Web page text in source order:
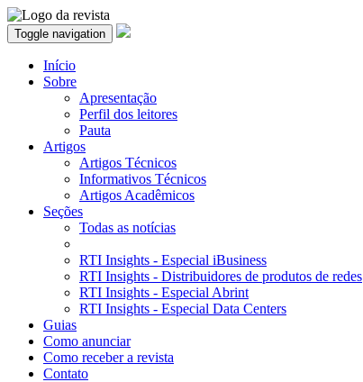
Toggle navigation
Início
Sobre
Apresentação
Perfil dos leitores
Pauta
Artigos
Artigos Técnicos
Informativos Técnicos
Artigos Acadêmicos
Seções
Todas as notícias
RTI Insights - Especial iBusiness
RTI Insights - Distribuidores de produtos de redes
RTI Insights - Especial Abrint
RTI Insights - Especial Data Centers
Guias
Como anunciar
Como receber a revista
Contato